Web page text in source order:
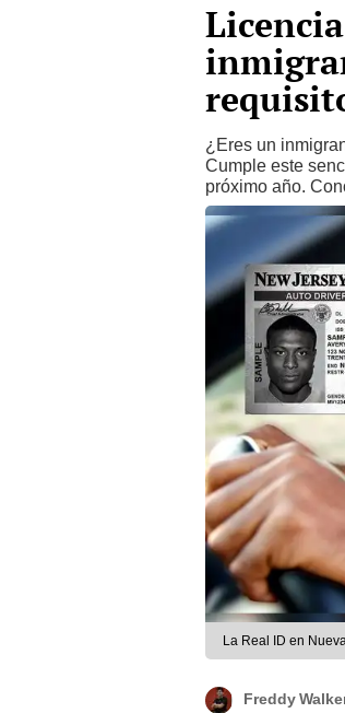
¿Eres un
Cumple este
próximo año.
La Real ID en
Freddy